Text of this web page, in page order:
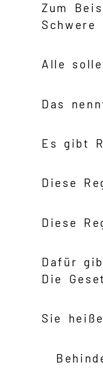
Zum
Alle
Das
Es gibt
Diese
Diese
Dafür
Die
Sie